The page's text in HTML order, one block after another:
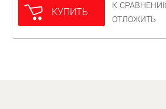
КУПИТЬ
К
ОТЛОЖИТЬ